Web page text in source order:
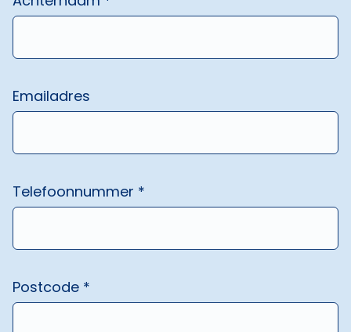
Emailadres
Telefoonnummer *
Postcode *